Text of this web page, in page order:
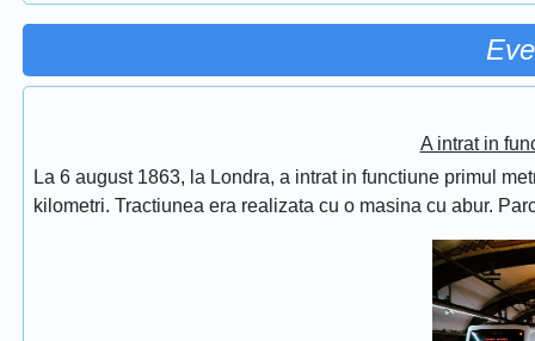
A intrat in
La 6 august 1863, la Londra, a intrat in functiune primul
kilometri. Tractiunea era realizata cu o masina cu abur.